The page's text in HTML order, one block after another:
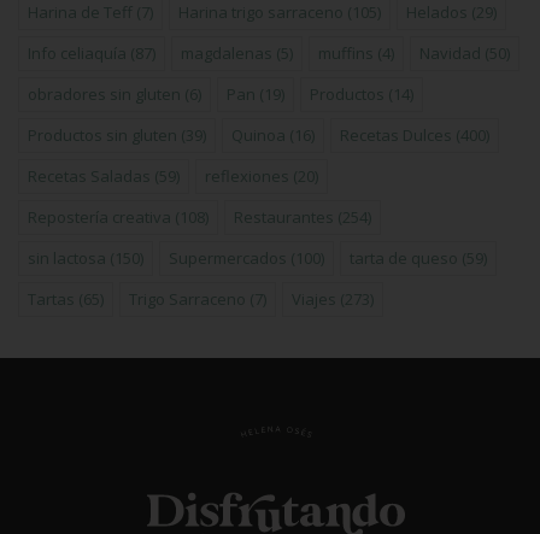
Harina de Teff (7) Harina trigo sarraceno (105) Helados (29)
Info celiaquía (87) magdalenas (5) muffins (4) Navidad (50)
obradores sin gluten (6) Pan (19) Productos (14)
Productos sin gluten (39) Quinoa (16) Recetas Dulces (400)
Recetas Saladas (59) reflexiones (20)
Repostería creativa (108) Restaurantes (254)
sin lactosa (150) Supermercados (100) tarta de queso (59)
Tartas (65) Trigo Sarraceno (7) Viajes (273)